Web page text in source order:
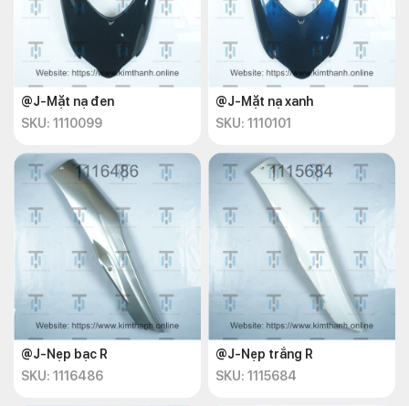
@J-Mặt nạ đen
SKU: 1110099
@J-Mặt nạ xanh
SKU: 1110101
@J-Nẹp bạc R
SKU: 1116486
@J-Nẹp trắng R
SKU: 1115684